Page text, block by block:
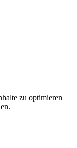
zu optimieren